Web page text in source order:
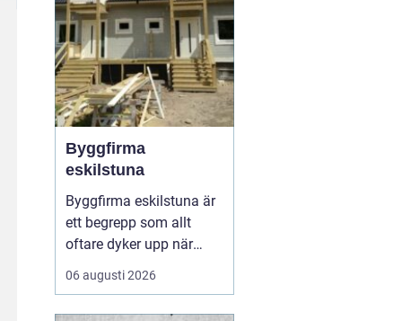
Byggfirma
eskilstuna
Byggfirma eskilstuna är
ett begrepp som allt
oftare dyker upp när
privatpersoner och
företag söker trygga
06 augusti 2026